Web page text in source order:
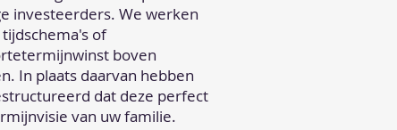
investeerders. We werken
of
boven
In plaats daarvan hebben
dat deze perfect
van uw familie.